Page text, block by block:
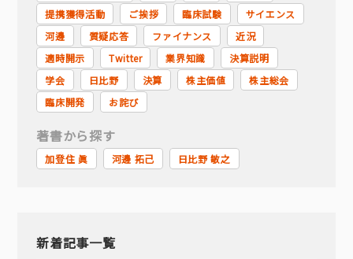
提携獲得活動
ご挨拶 臨床試験
サイエンス
河邊
質疑応答 ファイナンス
近況
適時開示
Twitter 業界知識
決算説明
学会
日比野 決算 株主価値
株主総会
臨床開発
お詫び
著書から探す
加登住 眞 河邊 拓己 日比野 敏之
新着記事一覧